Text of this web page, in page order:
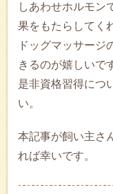
しあわせホルモン
果をもたらしてく
ドッグマッサージ
きるのが嬉しいで
是非資格習得につ
い。
本記事が飼い主さ
れば幸いです。